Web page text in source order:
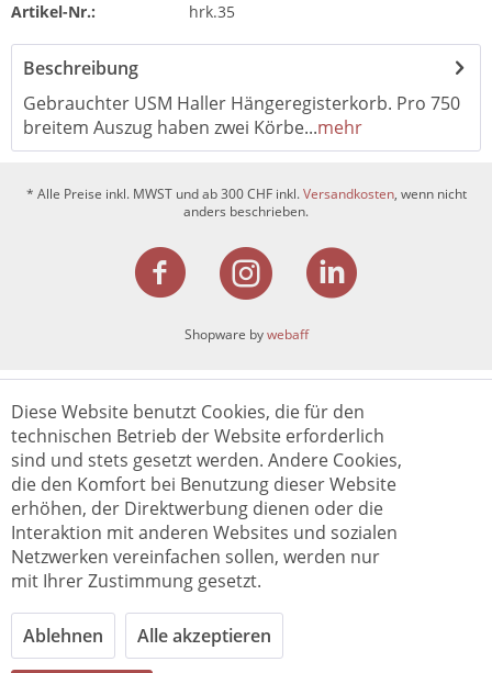
Artikel-Nr.: hrk.35
Beschreibung
Gebrauchter USM Haller Hängeregisterkorb. Pro 750
breitem Auszug haben zwei Körbe...mehr
* Alle Preise inkl. MWST und ab 300 CHF inkl.Versandkosten, wenn nicht
anders beschrieben.
Shopware bywebaff
Diese Website benutzt Cookies, die für den
technischen Betrieb der Website erforderlich
sind und stets gesetzt werden. Andere Cookies,
die den Komfort bei Benutzung dieser Website
erhöhen, der Direktwerbung dienen oder die
Interaktion mit anderen Websites und sozialen
Netzwerken vereinfachen sollen, werden nur
mit Ihrer Zustimmung gesetzt.
Ablehnen Alle akzeptieren